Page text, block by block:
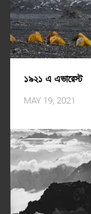
১৯২১ এ এভারেস্ট
MAY 19, 2021